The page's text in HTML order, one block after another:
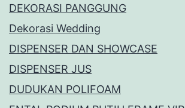
DEKORASI PANGGUNG
Dekorasi Wedding
DISPENSER DAN SHOWCASE
DISPENSER JUS
DUDUKAN POLIFOAM